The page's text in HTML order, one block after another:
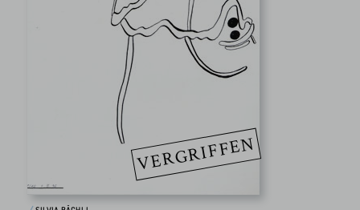
VERGRIFFEN